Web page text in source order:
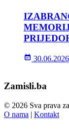
30.06.2026
Zamisli.ba
© 2026 Sva prava
O nama | Kontakt